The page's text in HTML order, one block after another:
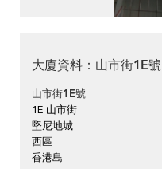
大廈資料：山市街1E號
山市街1E號
1E 山市街
堅尼地城
西區
香港島